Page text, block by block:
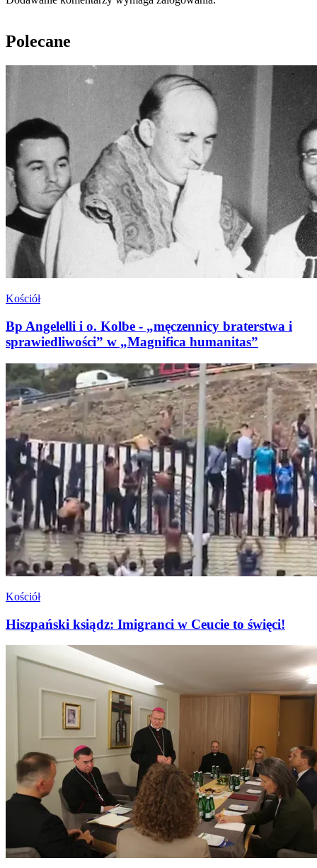
Polecane
Kościół
Bp Angelelli i o. Kolbe - „męczennicy braterstwa i
sprawiedliwości” w „Magnifica humanitas”
Kościół
Hiszpański ksiądz: Imigranci w Ceucie to święci!